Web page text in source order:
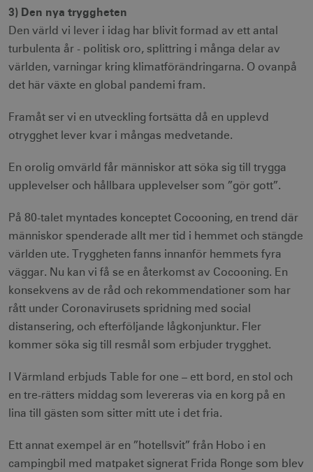
3) Den nya tryggheten
Den värld vi lever i idag har blivit formad av ett antal
turbulenta år - politisk oro, splittring i många delar av
världen, varningar kring klimatförändringarna. O ovanpå
det här växte en global pandemi fram.
Framåt ser vi en utveckling fortsätta då en upplevd
otrygghet lever kvar i mångas medvetande.
En orolig omvärld får människor att söka sig till trygga
upplevelser och hållbara upplevelser som ”gör gott”.
På 80-talet myntades konceptet Cocooning, en trend där
människor spenderade allt mer tid i hemmet och stängde
världen ute. Tryggheten fanns innanför hemmets fyra
väggar. Nu kan vi få se en återkomst av Cocooning. En
konsekvens av de råd och rekommendationer som har
rått under Coronavirusets spridning med social
distansering, och efterföljande lågkonjunktur. Fler
kommer söka sig till resmål som erbjuder trygghet.
I Värmland erbjuds Table for one – ett bord, en stol och
en tre-rätters middag som levereras via en korg på en
lina till gästen som sitter mitt ute i det fria.
Ett annat exempel är en ”hotellsvit” från Hobo i en
campingbil med matpaket signerat Frida Ronge som blev